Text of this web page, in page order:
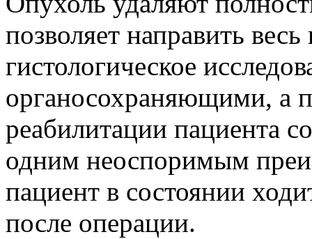
позволяет направить
гистологическое
органосохраняющими, а
реабилитации пациента
одним неоспоримым
пациент в состоянии
после операции.